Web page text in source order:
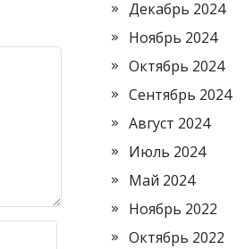
Декабрь 2024
Ноябрь 2024
Октябрь 2024
Сентябрь 2024
Август 2024
Июль 2024
Май 2024
Ноябрь 2022
Октябрь 2022